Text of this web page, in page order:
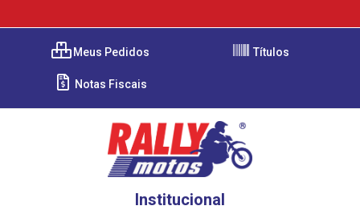
Meus Pedidos Títulos
Notas Fiscais
Institucional